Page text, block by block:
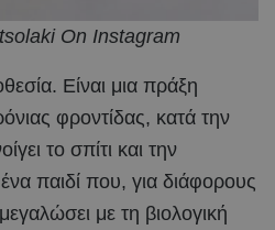
On Instagram
Είναι μια πράξη
φροντίδας, κατά την
το σπίτι και την
παιδί που, για διάφορους
με τη βιολογική